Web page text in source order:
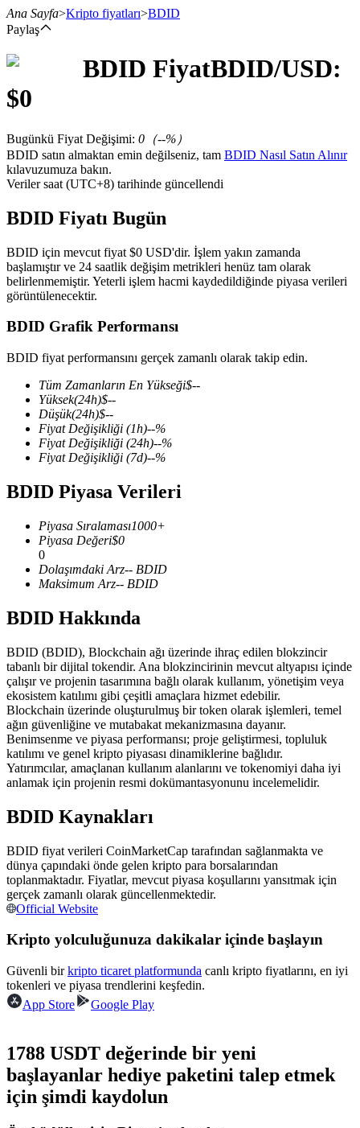
Teminat olarak USDT kullanan vadeli işlemler
COIN-M Vadeli İşlemleri
Kripto Para Vadeli İşlemleri
TradFi
Hisse senetleri, döviz, değerli metaller ve emtia türevleri
USDC Vadeli İşlemleri
USDC'yi teminat olarak kullanan vadeli işlemler
Kopya Ticaret
Kopya Tüccarı Olun
Ana Sayfa>Kripto fiyatları>BDID
Paylaş
BDID FiyatBDID/USD:
$0
Bugünkü Fiyat Değişimi: 0 （--%）
BDID satın almaktan emin değilseniz, tam BDID Nasıl Satın Alınır
kılavuzumuza bakın.
Veriler saat (UTC+8) tarihinde güncellendi
BDID Fiyatı Bugün
BDID için mevcut fiyat $0 USD'dir. İşlem yakın zamanda
başlamıştır ve 24 saatlik değişim metrikleri henüz tam olarak
belirlenmemiştir. Yeterli işlem hacmi kaydedildiğinde piyasa verileri
görüntülenecektir.
BDID Grafik Performansı
BDID fiyat performansını gerçek zamanlı olarak takip edin.
Tüm Zamanların En Yükseği$--
Yüksek(24h)$--
Düşük(24h)$--
Fiyat Değişikliği (1h)--%
Fiyat Değişikliği (24h)--%
Fiyat Değişikliği (7d)--%
BDID Piyasa Verileri
Piyasa Sıralaması1000+
Piyasa Değeri$0
0
Dolaşımdaki Arz-- BDID
Maksimum Arz-- BDID
BDID Hakkında
BDID (BDID), Blockchain ağı üzerinde ihraç edilen blokzincir
tabanlı bir dijital tokendir. Ana blokzincirinin mevcut altyapısı içinde
çalışır ve projenin tasarımına bağlı olarak kullanım, yönetişim veya
ekosistem katılımı gibi çeşitli amaçlara hizmet edebilir.
Blockchain üzerinde oluşturulmuş bir token olarak işlemleri, temel
ağın güvenliğine ve mutabakat mekanizmasına dayanır.
Benimsenme ve piyasa performansı; proje geliştirmesi, topluluk
katılımı ve genel kripto piyasası dinamiklerine bağlıdır.
Yatırımcılar, amaçlanan kullanım alanlarını ve tokenomiyi daha iyi
anlamak için projenin resmi dokümantasyonunu incelemelidir.
BDID Kaynakları
BDID fiyat verileri CoinMarketCap tarafından sağlanmakta ve
dünya çapındaki önde gelen kripto para borsalarından
toplanmaktadır. Fiyatlar, mevcut piyasa koşullarını yansıtmak için
gerçek zamanlı olarak güncellenmektedir.
Official Website
Kripto yolculuğunuza dakikalar içinde başlayın
Güvenli birkripto ticaret platformunda canlı kripto fiyatlarını, en iyi
tokenleri ve piyasa trendlerini keşfedin.
App Store
Google Play
1788 USDT değerinde bir yeni
başlayanlar hediye paketini talep etmek
için şimdi kaydolun